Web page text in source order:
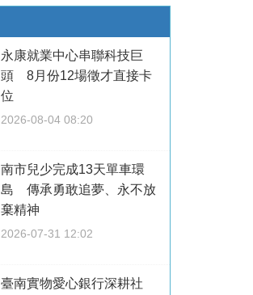
永康就業中心串聯科技巨
頭 8月份12場徵才直接卡
位
2026-08-04 08:20
南市兒少完成13天單車環
島 傳承勇敢追夢、永不放
棄精神
2026-07-31 12:02
臺南實物愛心銀行深耕社